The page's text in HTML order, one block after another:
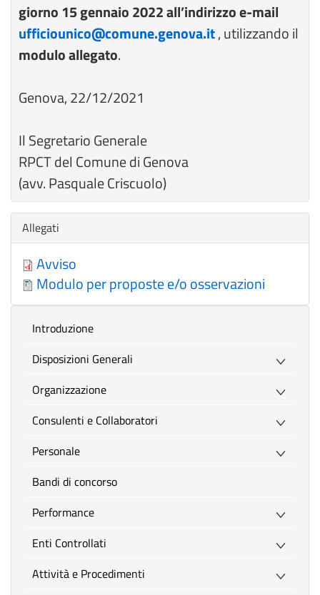
giorno 15 gennaio 2022 all’indirizzo e-mail
ufficiounico@comune.genova.it, utilizzando il
modulo allegato.
Genova, 22/12/2021
Il Segretario Generale
RPCT del Comune di Genova
(avv. Pasquale Criscuolo)
Nascondi
Allegati
Avviso
Modulo per proposte e/o osservazioni
introduzione
Disposizioni Generali
Organizzazione
Consulenti e Collaboratori
Personale
Bandi di concorso
Performance
Enti Controllati
Attività e Procedimenti